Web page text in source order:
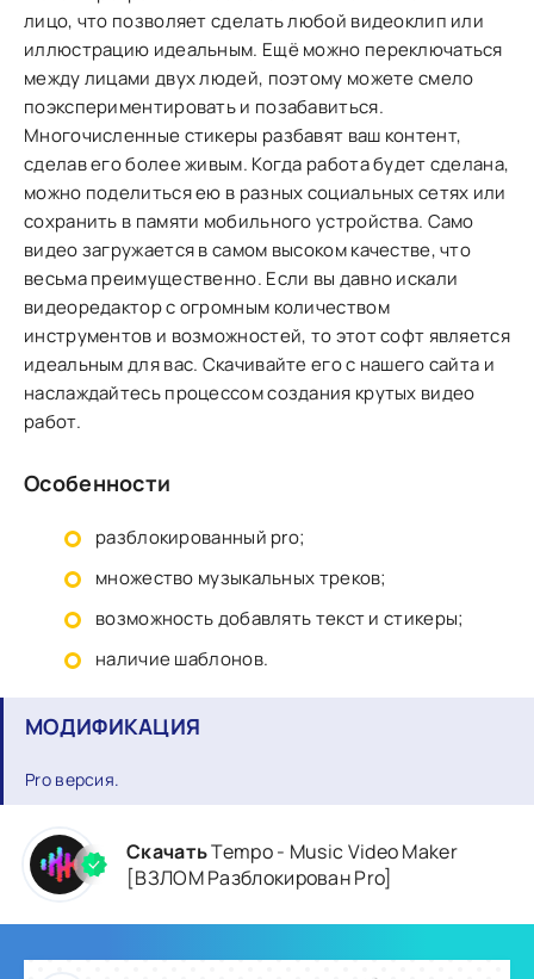
лицо, что позволяет сделать любой видеоклип или
иллюстрацию идеальным. Ещё можно переключаться
между лицами двух людей, поэтому можете смело
поэкспериментировать и позабавиться.
Многочисленные стикеры разбавят ваш контент,
сделав его более живым. Когда работа будет сделана,
можно поделиться ею в разных социальных сетях или
сохранить в памяти мобильного устройства. Само
видео загружается в самом высоком качестве, что
весьма преимущественно. Если вы давно искали
видеоредактор с огромным количеством
инструментов и возможностей, то этот софт является
идеальным для вас. Скачивайте его с нашего сайта и
наслаждайтесь процессом создания крутых видео
работ.
Особенности
разблокированный pro;
множество музыкальных треков;
возможность добавлять текст и стикеры;
наличие шаблонов.
МОДИФИКАЦИЯ
Pro версия.
СкачатьTempo - Music Video Maker
[ВЗЛОМ Разблокирован Pro]